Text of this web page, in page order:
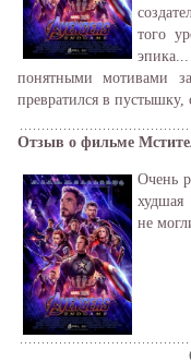
того
понятными мотивами
превратился в пустышку,
Отзыв о фильме
Очень
не